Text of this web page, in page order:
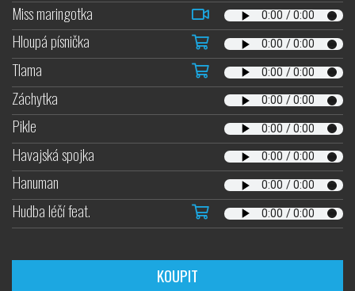
Miss maringotka
Hloupá písnička
Tlama
Záchytka
Pikle
Havajská spojka
Hanuman
Hudba léčí feat.
KOUPIT